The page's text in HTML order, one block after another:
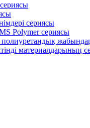
сериясы
Polymer сериясы
материалдарының